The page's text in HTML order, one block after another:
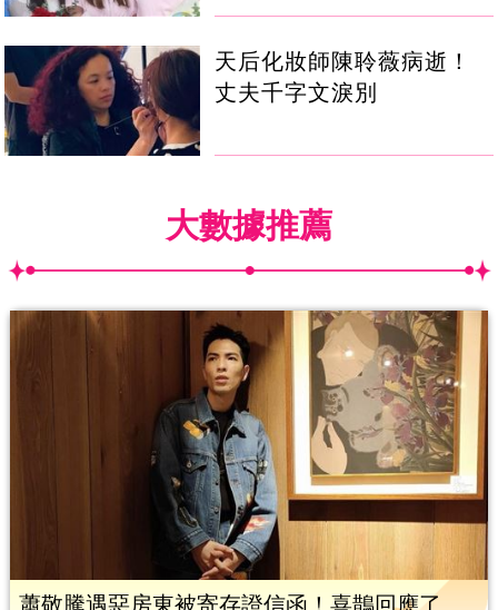
天后化妝師陳聆薇病逝！
丈夫千字文淚別
大數據推薦
蕭敬騰遇惡房東被寄存證信函！喜鵲回應了